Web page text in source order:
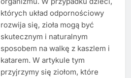
których układ odpornościowy
rozwija się, zioła mogą być
skutecznym i naturalnym
sposobem na walkę z kaszlem i
katarem. W artykule tym
przyjrzymy się ziołom, które